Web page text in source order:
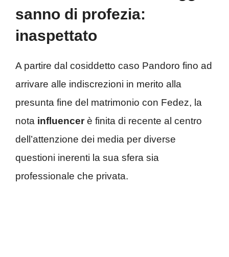
sanno di profezia:
inaspettato
A partire dal cosiddetto caso Pandoro fino ad
arrivare alle indiscrezioni in merito alla
presunta fine del matrimonio con Fedez, la
nota influencerè finita di recente al centro
dell’attenzione dei media per diverse
questioni inerenti la sua sfera sia
professionale che privata.